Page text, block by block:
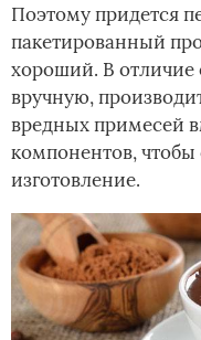
Поэтому придется
пакетированный
хороший. В отличие
вручную,
вредных примесей
компонентов, чтобы
изготовление.